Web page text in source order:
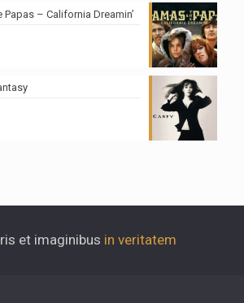
Papas – California Dreamin’
et imaginibus in veritatem